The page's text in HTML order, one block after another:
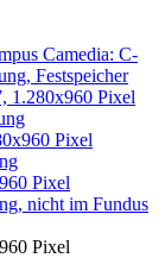
Camedia: C-
Festspeicher
1.280x960 Pixel
Pixel
Pixel
nicht im Fundus
Pixel